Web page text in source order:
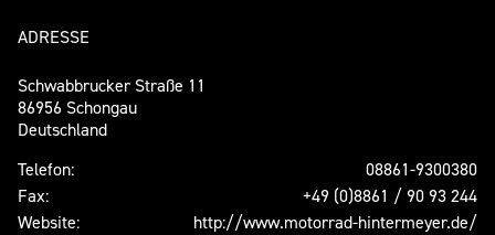
ADRESSE
Schwabbrucker Straße 11
86956 Schongau
Deutschland
Telefon:
08861-9300380
Fax:
+49 (0)8861 / 90 93 244
Website:
http://www.motorrad-hintermeyer.de/